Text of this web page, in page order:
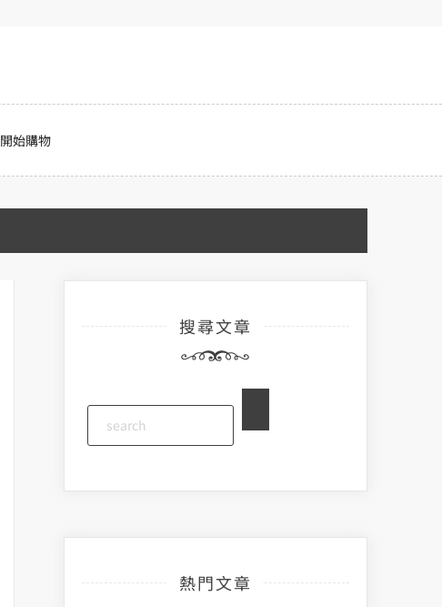
開始購物
搜尋文章
熱門文章